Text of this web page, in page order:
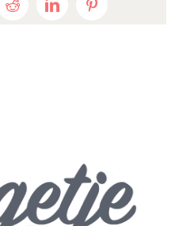
RedditLinkedInPinterest